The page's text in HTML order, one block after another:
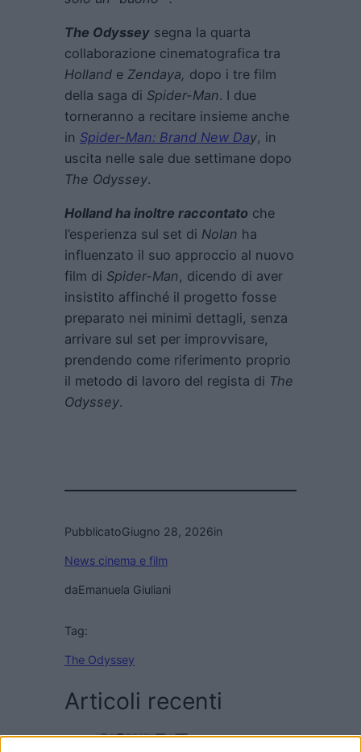
The Odyssey segna la quarta
collaborazione cinematografica tra
Holland e Zendaya, dopo i tre film
della saga di Spider-Man. I due
torneranno a recitare insieme anche
in Spider-Man: Brand New Day, in
uscita nelle sale due settimane dopo
The Odyssey.
Holland ha inoltre raccontato che
l’esperienza sul set di Nolan ha
influenzato il suo approccio al nuovo
film di Spider-Man, dicendo di aver
insistito affinché il progetto fosse
preparato nei minimi dettagli, senza
arrivare sul set per improvvisare,
prendendo come riferimento proprio
il metodo di lavoro del regista di The
Odyssey.
PubblicatoGiugno 28, 2026in
News cinema e film
daEmanuela Giuliani
Tag:
The Odyssey
Articoli recenti
L’Odissea supera